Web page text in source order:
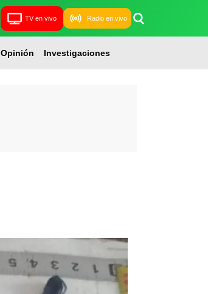
TV en vivo Radio en vivo
Opinión Investigaciones